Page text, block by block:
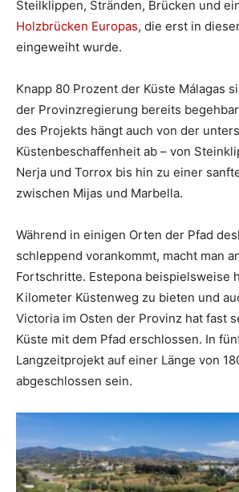
Steilklippen, Stränden, Brücken und
Holzbrücken Europas, die erst in
eingeweiht wurde.
Knapp 80 Prozent der Küste Málagas
der Provinzregierung bereits
des Projekts hängt auch von der
Küstenbeschaffenheit ab – von
Nerja und Torrox bis hin zu einer
zwischen Mijas und Marbella.
Während in einigen Orten der Pfad
schleppend vorankommt, macht man
Fortschritte. Estepona beispielsweise
Kilometer Küstenweg zu bieten und
Victoria im Osten der Provinz hat fast
Küste mit dem Pfad erschlossen. In
Langzeitprojekt auf einer Länge von
abgeschlossen sein.